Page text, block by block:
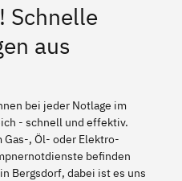
Schnelle
aus
bei jeder Notlage im
- schnell und effektiv.
Gas-, Öl- oder Elektro-
befinden
Bergsdorf, dabei ist es uns